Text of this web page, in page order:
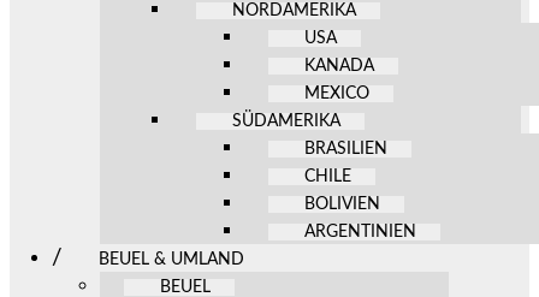
NORDAMERIKA
USA
KANADA
MEXICO
SÜDAMERIKA
BRASILIEN
CHILE
BOLIVIEN
ARGENTINIEN
BEUEL & UMLAND
BEUEL